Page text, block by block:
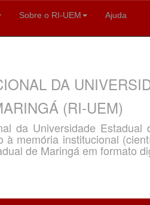
Sobre o RI-UEM Ajuda
DA
(RI-UEM)
da Universidade Estadual
à memória institucional
de Maringá em formato